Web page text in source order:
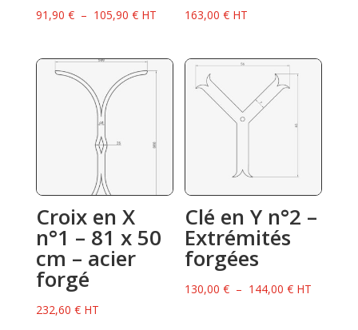
91,90 € – 105,90 €Plage
prix :
91,90 €
HT 163,00€ HT
Croix en X
n°1 – 81 x 50
cm – acier
forgé
232,60 € HT
Clé en Y n°2 –
Extrémités
forgées
130,00€ – 144,00€Plage
HT